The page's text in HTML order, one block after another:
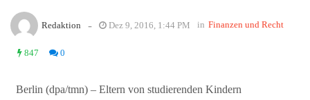
Redaktion - Dez 9, 2016, 1:44 PM in Finanzen und Recht
847 0
Berlin (dpa/tmn) – Eltern von studierenden Kindern